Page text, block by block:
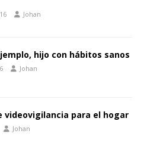
Johan
hijo con hábitos sanos
Johan
videovigilancia para el hogar
Johan